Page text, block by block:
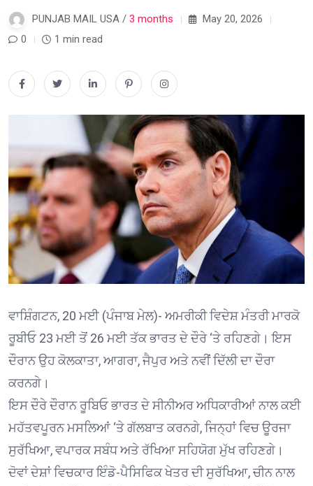
PUNJAB MAIL USA / 3 months
May 20, 2026
0
1 min read
ਵਾਸ਼ਿੰਗਟਨ, 20 ਮਈ (ਪੰਜਾਬ ਮੇਲ)- ਅਮਰੀਕੀ ਵਿਦੇਸ਼ ਮੰਤਰੀ ਮਾਰਕੋ
ਰੂਬੀਓ 23 ਮਈ ਤੋਂ 26 ਮਈ ਤੱਕ ਭਾਰਤ ਦੇ ਦੌਰੇ ‘ਤੇ ਰਹਿਣਗੇ। ਇਸ
ਦੌਰਾਨ ਉਹ ਕੋਲਕਾਤਾ, ਆਗਰਾ, ਜੈਪੁਰ ਅਤੇ ਨਵੀਂ ਦਿੱਲੀ ਦਾ ਦੌਰਾ
ਕਰਨਗੇ।
ਇਸ ਦੌਰੇ ਦੌਰਾਨ ਰੂਬਿਓ ਭਾਰਤ ਦੇ ਸੀਨੀਅਰ ਅਧਿਕਾਰੀਆਂ ਨਾਲ ਕਈ
ਮਹੱਤਵਪੂਰਨ ਮਸਲਿਆਂ ‘ਤੇ ਗੱਲਬਾਤ ਕਰਨਗੇ, ਜਿਨ੍ਹਾਂ ਵਿਚ ਊਰਜਾ
ਸੁਰੱਖਿਆ, ਵਪਾਰਕ ਸਬੰਧ ਅਤੇ ਰੱਖਿਆ ਸਹਿਯੋਗ ਮੁੱਖ ਰਹਿਣਗੇ।
ਦੋਵਾਂ ਦੇਸ਼ਾਂ ਵਿਚਕਾਰ ਇੰਡੋ-ਪੈਸਿਫਿਕ ਖੇਤਰ ਦੀ ਸੁਰੱਖਿਆ, ਚੀਨ ਨਾਲ